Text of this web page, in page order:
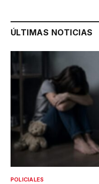
ÚLTIMAS NOTICIAS
POLICIALES